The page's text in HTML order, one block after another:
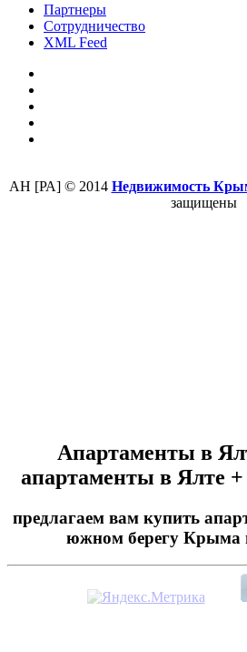
Партнеры
Сотрудничество
XML Feed
АН [РА] © 2014 Недвижимость
защищены
Апартаменты в
апартаменты в
предлагаем вам купить
южном берегу